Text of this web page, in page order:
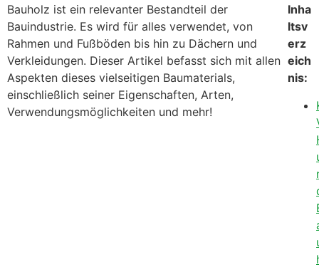
Bauholz ist ein relevanter Bestandteil der
Bauindustrie. Es wird für alles verwendet, von
Rahmen und Fußböden bis hin zu Dächern und
Verkleidungen. Dieser Artikel befasst sich mit allen
Aspekten dieses vielseitigen Baumaterials,
einschließlich seiner Eigenschaften, Arten,
Verwendungsmöglichkeiten und mehr!
Inha
ltsv
erz
eich
nis: